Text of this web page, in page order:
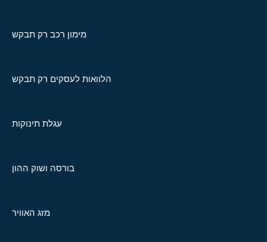
מימון רכב רק תבקש
הלוואות לעסקים רק תבקש
עגלת תינוקות
בורסה ושוק ההון
מזג האוויר